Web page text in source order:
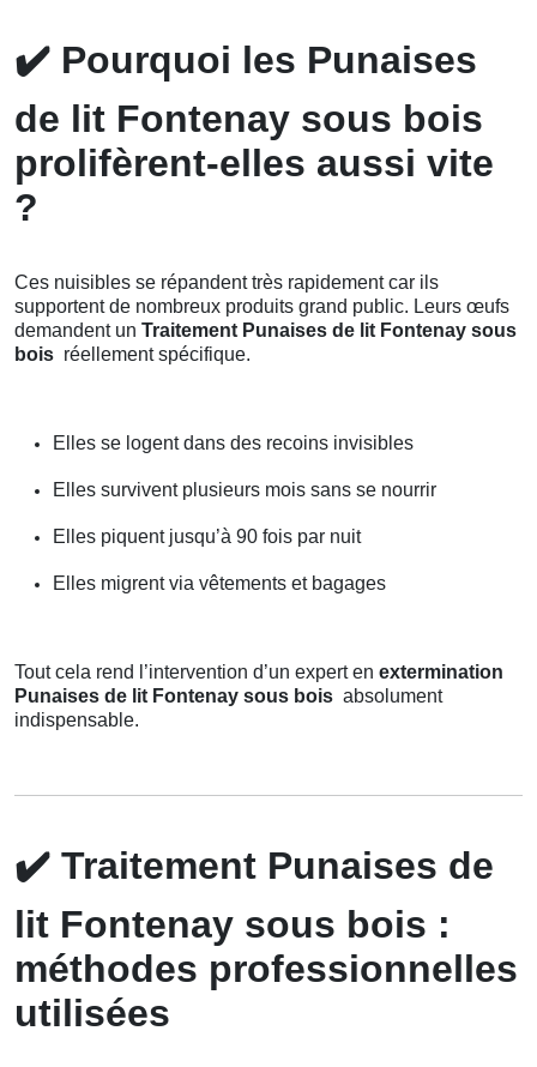
✔️ Pourquoi les Punaises
de lit Fontenay sous bois
prolifèrent-elles aussi vite
?
Ces nuisibles se répandent très rapidement car ils
supportent de nombreux produits grand public. Leurs œufs
demandent un Traitement Punaises de lit Fontenay sous
bois réellement spécifique.
Elles se logent dans des recoins invisibles
Elles survivent plusieurs mois sans se nourrir
Elles piquent jusqu’à 90 fois par nuit
Elles migrent via vêtements et bagages
Tout cela rend l’intervention d’un expert en extermination
Punaises de lit Fontenay sous bois absolument
indispensable.
✔️ Traitement Punaises de
lit Fontenay sous bois :
méthodes professionnelles
utilisées